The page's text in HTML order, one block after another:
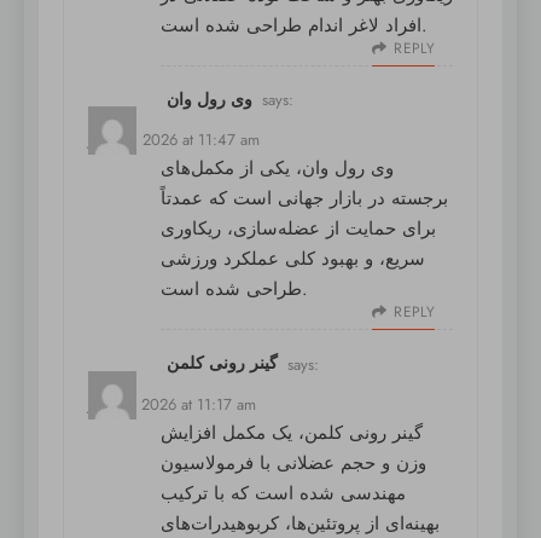
افراد لاغر اندام طراحی شده است.
REPLY
وی رول وان says:
July 14, 2026 at 11:47 am
وی رول وان، یکی از مکمل‌های
برجسته در بازار جهانی است که عمدتاً
برای حمایت از عضله‌سازی، ریکاوری
سریع، و بهبود کلی عملکرد ورزشی
طراحی شده است.
REPLY
گینر رونی کلمن says:
July 15, 2026 at 11:17 am
گینر رونی کلمن، یک مکمل افزایش
وزن و حجم عضلانی با فرمولاسیون
مهندسی شده است که با ترکیب
بهینه‌ای از پروتئین‌ها، کربوهیدرات‌های